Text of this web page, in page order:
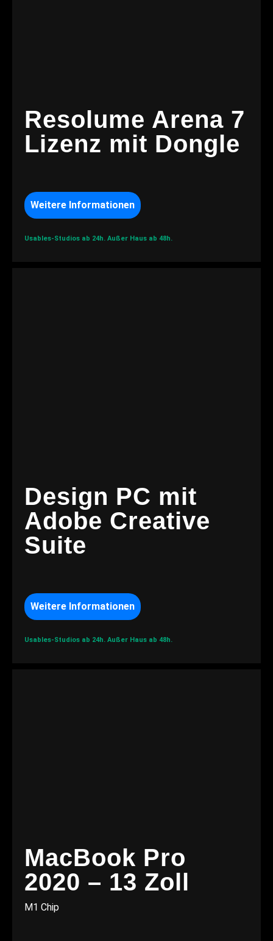
Resolume Arena 7
Lizenz mit Dongle
Weitere Informationen
Usables-Studios ab 24h. Außer Haus ab 48h.
Design PC mit
Adobe Creative
Suite
Weitere Informationen
Usables-Studios ab 24h. Außer Haus ab 48h.
MacBook Pro
2020 – 13 Zoll
M1 Chip